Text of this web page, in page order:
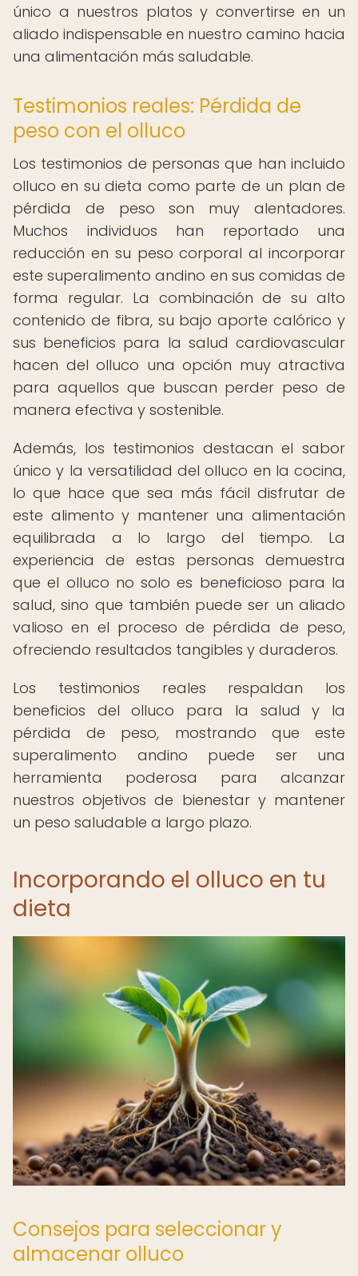
único a nuestros platos y convertirse en un
aliado indispensable en nuestro camino hacia
una alimentación más saludable.
Testimonios reales: Pérdida de
peso con el olluco
Los testimonios de personas que han incluido
olluco en su dieta como parte de un plan de
pérdida de peso son muy alentadores.
Muchos individuos han reportado una
reducción en su peso corporal al incorporar
este superalimento andino en sus comidas de
forma regular. La combinación de su alto
contenido de fibra, su bajo aporte calórico y
sus beneficios para la salud cardiovascular
hacen del olluco una opción muy atractiva
para aquellos que buscan perder peso de
manera efectiva y sostenible.
Además, los testimonios destacan el sabor
único y la versatilidad del olluco en la cocina,
lo que hace que sea más fácil disfrutar de
este alimento y mantener una alimentación
equilibrada a lo largo del tiempo. La
experiencia de estas personas demuestra
que el olluco no solo es beneficioso para la
salud, sino que también puede ser un aliado
valioso en el proceso de pérdida de peso,
ofreciendo resultados tangibles y duraderos.
Los testimonios reales respaldan los
beneficios del olluco para la salud y la
pérdida de peso, mostrando que este
superalimento andino puede ser una
herramienta poderosa para alcanzar
nuestros objetivos de bienestar y mantener
un peso saludable a largo plazo.
Incorporando el olluco en tu
dieta
Consejos para seleccionar y
almacenar olluco